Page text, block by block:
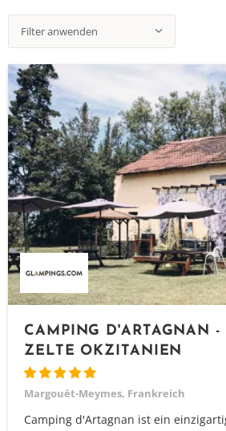
Filter anwenden
CAMPING D'ARTAGNAN -
ZELTE OKZITANIEN
Margouët-Meymes, Frankreich
Camping d'Artagnan ist ein